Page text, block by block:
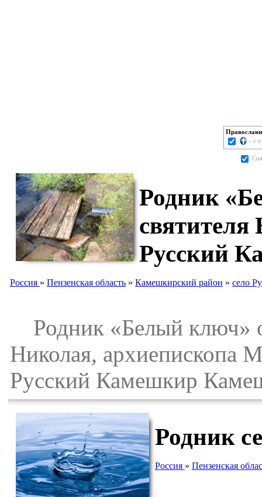
- с
Родник
Русский
Россия » Пензенская область » Камешкирский район » село
Родник «Белый ключ»
Николая, архиепископа
Русский Камешкир
Родник
Россия » Пензенская